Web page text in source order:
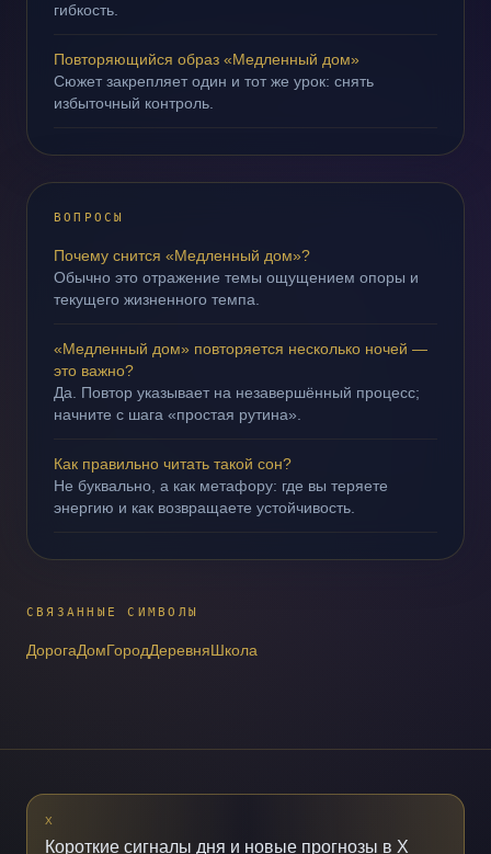
гибкость.
Повторяющийся образ «Медленный дом»
Сюжет закрепляет один и тот же урок: снять
избыточный контроль.
ВОПРОСЫ
Почему снится «Медленный дом»?
Обычно это отражение темы ощущением опоры и
текущего жизненного темпа.
«Медленный дом» повторяется несколько ночей —
это важно?
Да. Повтор указывает на незавершённый процесс;
начните с шага «простая рутина».
Как правильно читать такой сон?
Не буквально, а как метафору: где вы теряете
энергию и как возвращаете устойчивость.
СВЯЗАННЫЕ СИМВОЛЫ
ДорогаДомГородДеревняШкола
X
Короткие сигналы дня и новые прогнозы в X